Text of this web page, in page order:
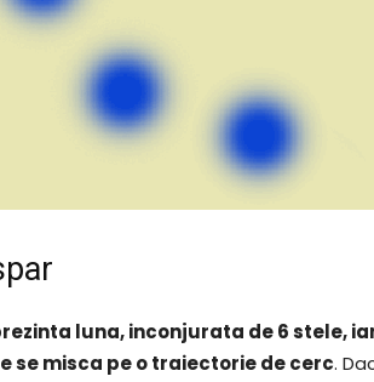
luna, inconjurata de 6 stele,
se misca pe o traiectorie de cerc.